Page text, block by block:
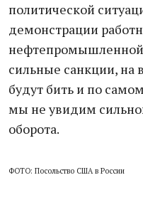
политической
демонстрации
нефтепромышленной
сильные санкции, на
будут бить и по
мы не увидим
оборота.
ФОТО: Посольство США в России